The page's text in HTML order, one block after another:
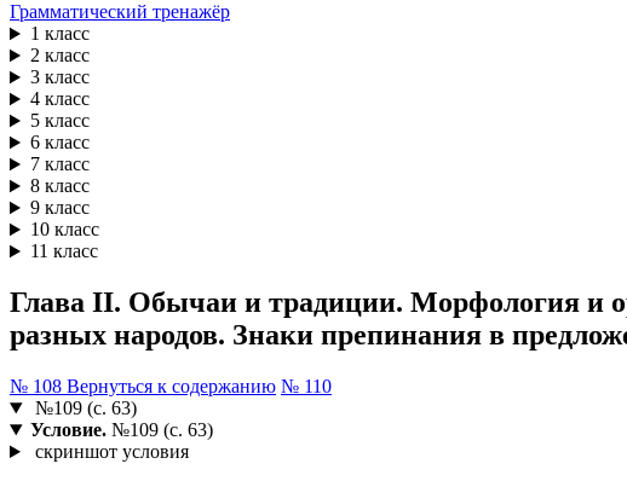
Грамматический тренажёр
1 класс
2 класс
3 класс
4 класс
5 класс
6 класс
7 класс
8 класс
9 класс
10 класс
11 класс
Глава II. Обычаи и традиции. Морфология и
разных народов. Знаки препинания в
№ 108 Вернуться к содержанию № 110
№109 (с. 63)
Условие.№109 (с. 63)
скриншот условия